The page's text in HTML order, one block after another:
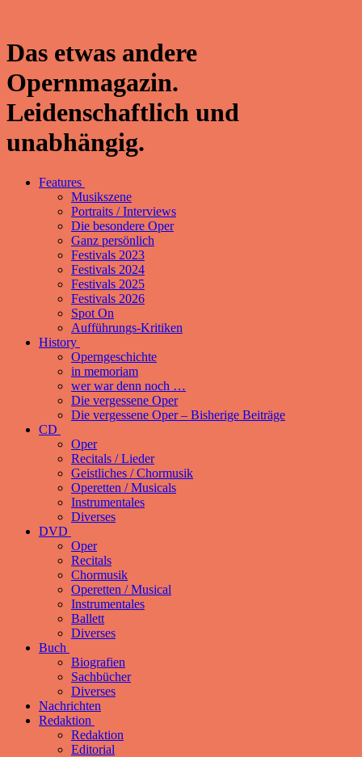
Das etwas andere
Opernmagazin.
Leidenschaftlich und
unabhängig.
Features
Musikszene
Portraits / Interviews
Die besondere Oper
Ganz persönlich
Festivals 2023
Festivals 2024
Festivals 2025
Festivals 2026
Spot On
Aufführungs-Kritiken
History
Operngeschichte
in memoriam
wer war denn noch …
Die vergessene Oper
Die vergessene Oper – Bisherige Beiträge
CD
Oper
Recitals / Lieder
Geistliches / Chormusik
Operetten / Musicals
Instrumentales
Diverses
DVD
Oper
Recitals
Chormusik
Operetten / Musical
Instrumentales
Ballett
Diverses
Buch
Biografien
Sachbücher
Diverses
Nachrichten
Redaktion
Redaktion
Editorial